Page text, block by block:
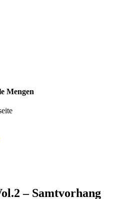
Mengen
– Samtvorhang